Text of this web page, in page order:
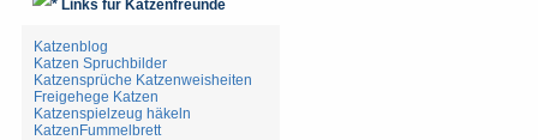
Links für Katzenfreunde
Katzenblog
Katzen Spruchbilder
Katzensprüche Katzenweisheiten
Freigehege Katzen
Katzenspielzeug häkeln
KatzenFummelbrett